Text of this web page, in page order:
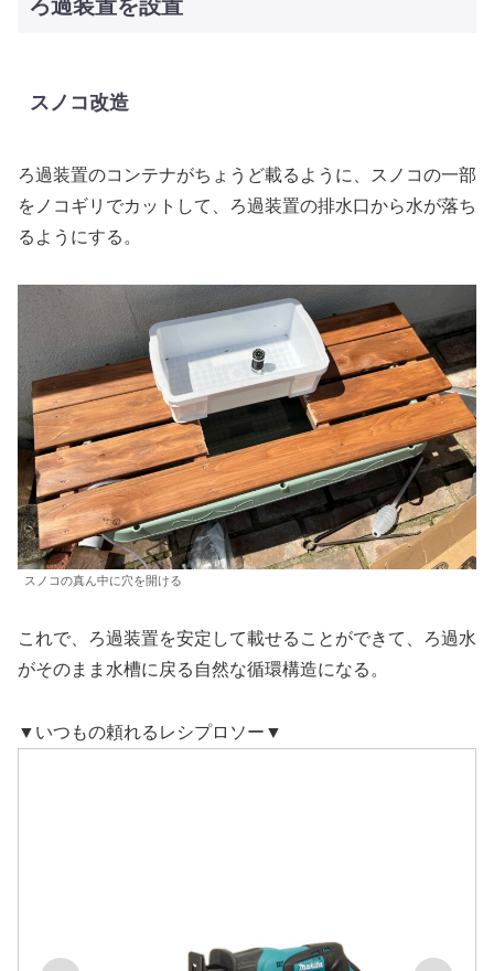
ろ過装置を設置
スノコ改造
ろ過装置のコンテナがちょうど載るように、スノコの一部
をノコギリでカットして、ろ過装置の排水口から水が落ち
るようにする。
スノコの真ん中に穴を開ける
これで、ろ過装置を安定して載せることができて、ろ過水
がそのまま水槽に戻る自然な循環構造になる。
▼いつもの頼れるレシプロソー▼